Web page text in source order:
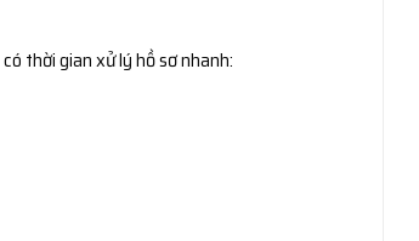
có thời gian xử lý hồ sơ nhanh: